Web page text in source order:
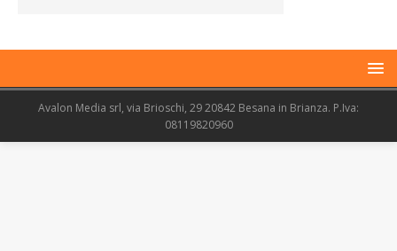
Avalon Media srl, via Brioschi, 29 20842 Besana in Brianza. P.Iva:
08119820960